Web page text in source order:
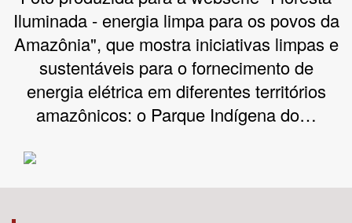
Bioma / Bacia
Subtema
Área de Levantamento
Iluminada - energia limpa para os povos da
Amazônia", que mostra iniciativas limpas e
sustentáveis para o fornecimento de
energia elétrica em diferentes territórios
amazônicos: o Parque Indígena do…